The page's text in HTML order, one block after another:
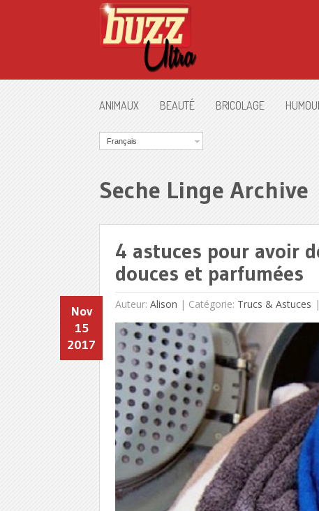
ANIMAUX BEAUTÉ BRICOLAGE
Français
Seche Linge Archive
4 astuces pour avoir
douces et parfumées
Auteur: Alison |
Nov
15
2017
Catégorie: Trucs & Astuces